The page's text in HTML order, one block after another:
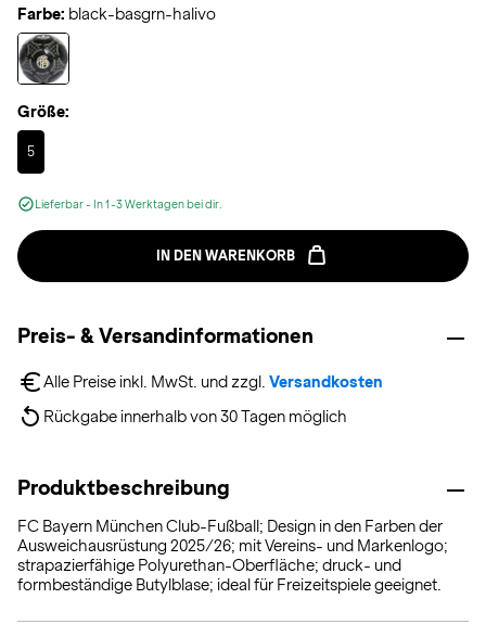
Farbe: black-basgrn-halivo
Größe:
5
Selected
Lieferbar - In 1-3 Werktagen bei dir.
IN DEN WARENKORB
Preis- & Versandinformationen
Alle Preise inkl. MwSt. und zzgl. Versandkosten
Rückgabe innerhalb von 30 Tagen möglich
Produktbeschreibung
FC Bayern München Club-Fußball; Design in den Farben der
Ausweichausrüstung 2025/26; mit Vereins- und Markenlogo;
strapazierfähige Polyurethan-Oberfläche; druck- und
formbeständige Butylblase; ideal für Freizeitspiele geeignet.